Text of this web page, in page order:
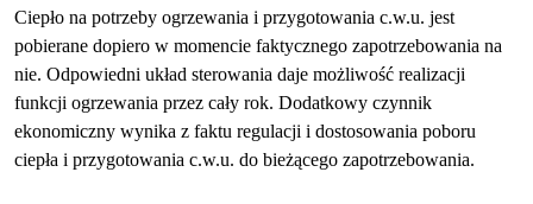
Ciepło na potrzeby ogrzewania i przygotowania c.w.u. jest
pobierane dopiero w momencie faktycznego zapotrzebowania na
nie. Odpowiedni układ sterowania daje możliwość realizacji
funkcji ogrzewania przez cały rok. Dodatkowy czynnik
ekonomiczny wynika z faktu regulacji i dostosowania poboru
ciepła i przygotowania c.w.u. do bieżącego zapotrzebowania.